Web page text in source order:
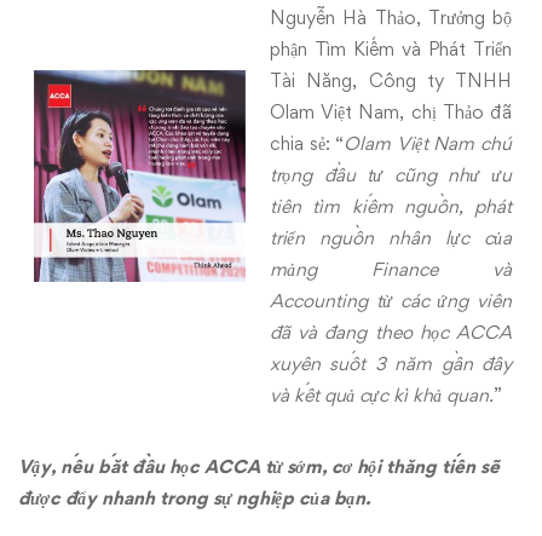
Nguyễn Hà Thảo, Trưởng bộ
phận Tìm Kiếm và Phát Triển
Tài N ăng, Công ty TNHH
Olam Việt Nam, chị Thảo đã
chia sẻ: “Olam Việt Nam chú
trọng đầu tư cũng như ưu
tiên tìm kiếm nguồn, phát
triển nguồn nhân lực của
mảng Finance và
Accounting từ các ứng viên
đã và đang theo học ACCA
xuyên suốt 3 năm gần đây
và kết quả cực kì khả quan.”
Vậy, nếu bắt đầu học ACCA từ sớm, cơ hội thăng tiến sẽ
được đẩy nhanh trong sự nghiệp của bạn.